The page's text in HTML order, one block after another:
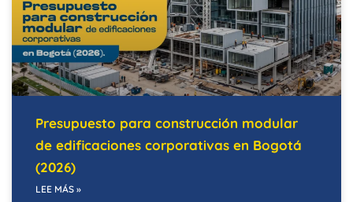
Presupuesto para construcción modular
de edificaciones corporativas en Bogotá
(2026)
LEE MÁS »